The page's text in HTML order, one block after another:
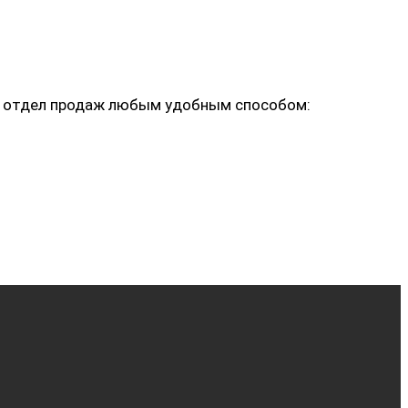
отдел продаж любым удобным способом: